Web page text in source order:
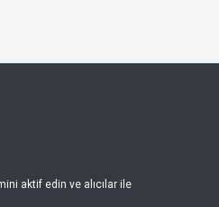
aktif edin ve alıcılar ile